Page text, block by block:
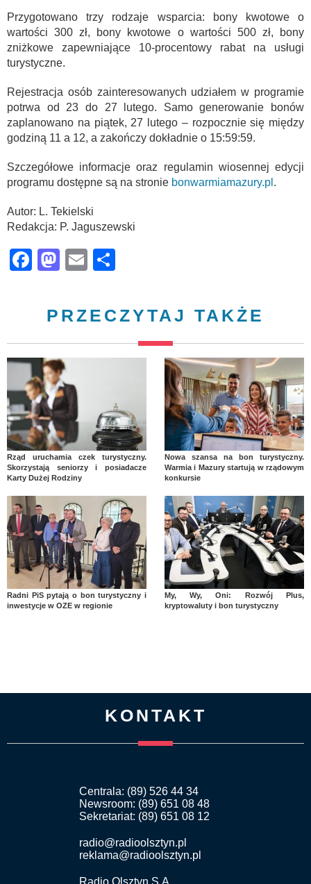
Przygotowano trzy rodzaje wsparcia: bony kwotowe o
wartości 300 zł, bony kwotowe o wartości 500 zł, bony
zniżkowe zapewniające 10-procentowy rabat na usługi
turystyczne.
Rejestracja osób zainteresowanych udziałem w programie
potrwa od 23 do 27 lutego. Samo generowanie bonów
zaplanowano na piątek, 27 lutego – rozpocznie się między
godziną 11 a 12, a zakończy dokładnie o 15:59:59.
Szczegółowe informacje oraz regulamin wiosennej edycji
programu dostępne są na stronie bonwarmiamazury.pl .
Autor: L. Tekielski
Redakcja: P. Jaguszewski
Facebook
Mastodon
Email
PRZECZYTAJ TAKŻE
Rząd uruchamia czek turystyczny.
Skorzystają seniorzy i posiadacze
Karty Dużej Rodziny
Nowa szansa na bon turystyczny.
Warmia i Mazury startują w rządowym
konkursie
Radni PiS pytają o bon turystyczny i
inwestycje w OZE w regionie
My, Wy, Oni: Rozwój Plus,
kryptowaluty i bon turystyczny
KONTAKT
Centrala: (89) 526 44 34
Newsroom: (89) 651 08 48
Sekretariat: (89) 651 08 12
radio@radioolsztyn.pl
reklama@radioolsztyn.pl
Radio Olsztyn S.A.